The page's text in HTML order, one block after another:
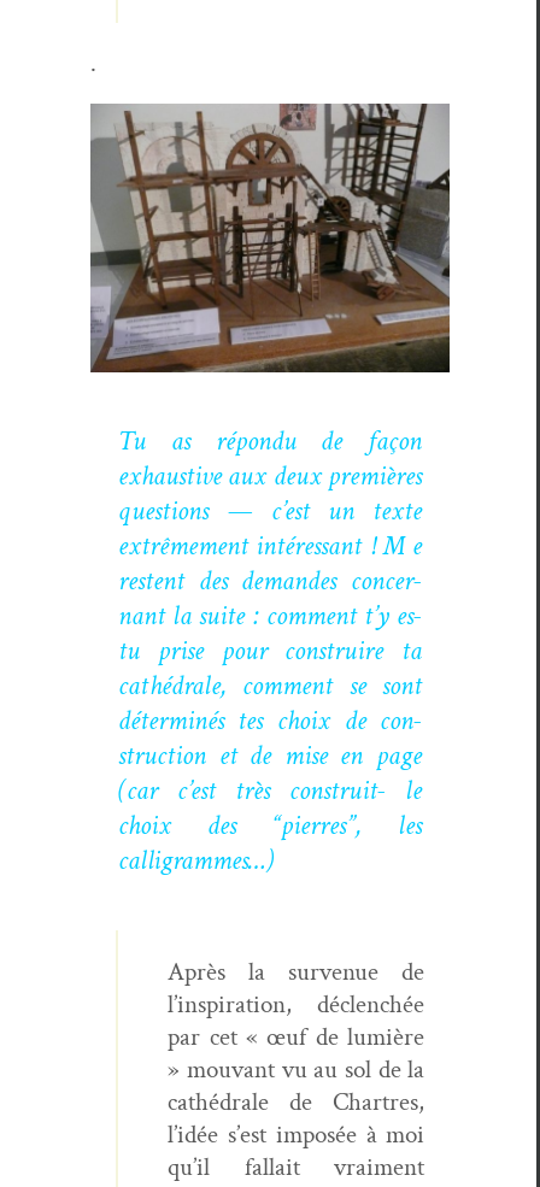
.
Tu as répon­du de façon
exhaus­tive aux deux pre­mières
ques­tions — c’est un texte
extrême­ment intéres­sant ! M e
restent des deman­des con­cer­
nant la suite : com­ment t’y es-
tu prise pour con­stru­ire ta
cathé­drale, com­ment se sont
déter­minés tes choix de con­
struc­tion et de mise en page
(car c’est très con­stru­it- le
choix des “pier­res”, les
calligrammes…)
Après la sur­v­enue de
l’inspiration, déclenchée
par cet « œuf de lumière
» mou­vant vu au sol de la
cathé­drale de Chartres,
l’idée s’est imposée à moi
qu’il fal­lait vrai­ment